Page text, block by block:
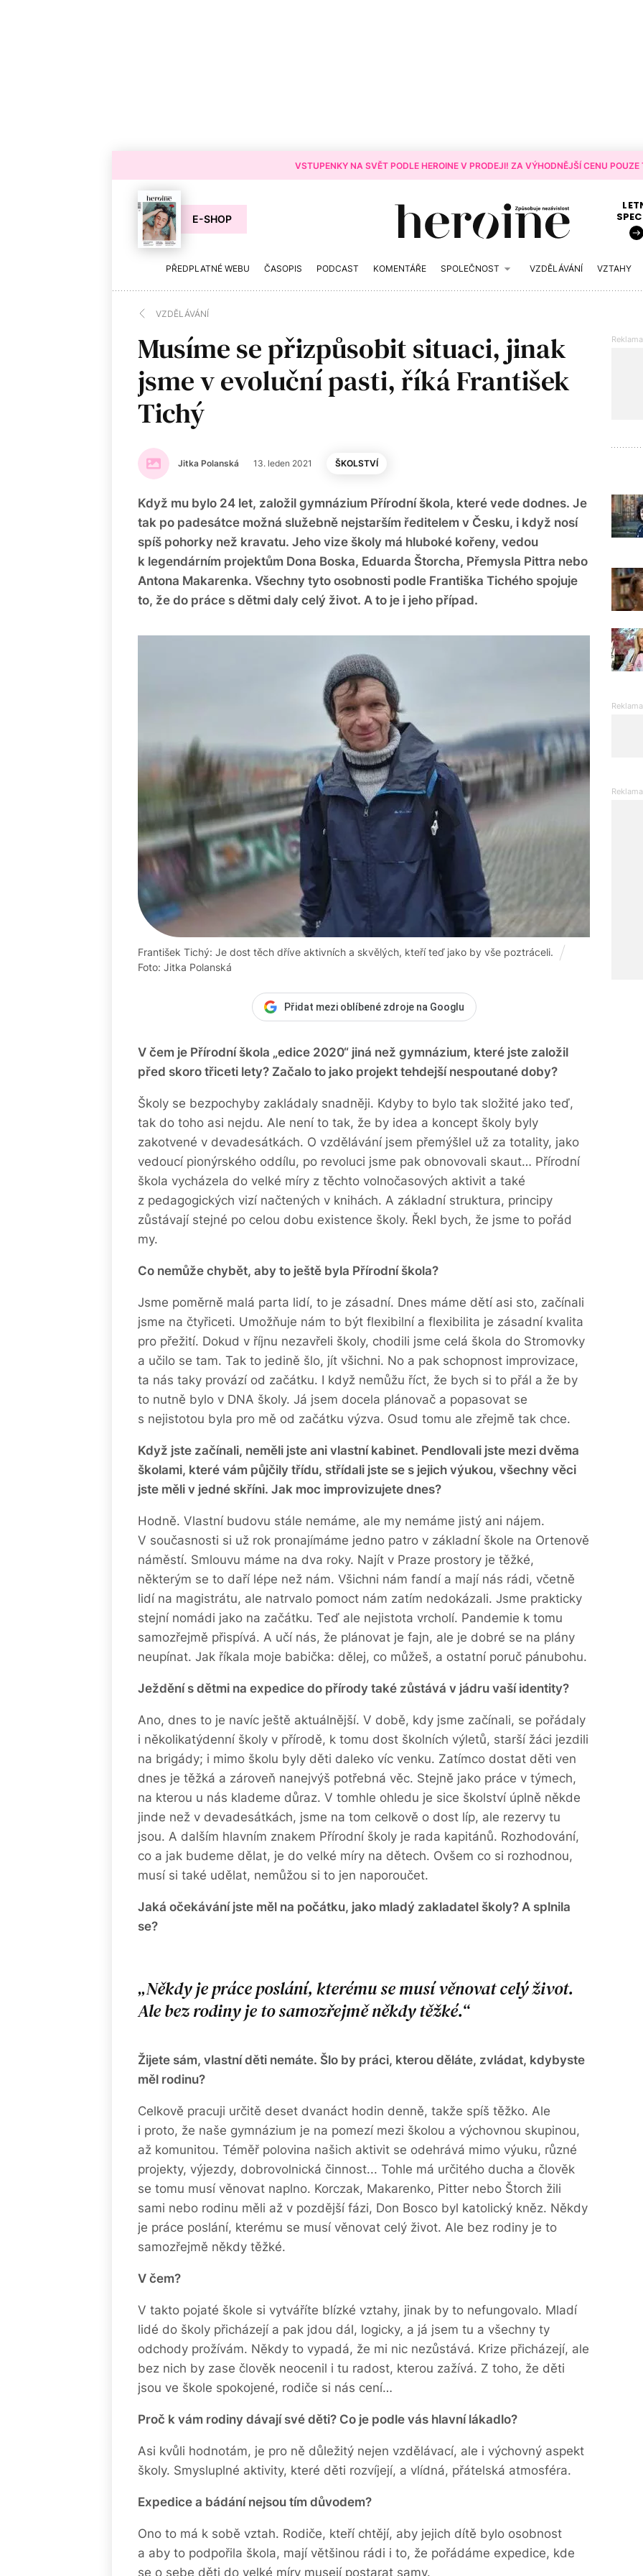
VSTUPENKY NA SVĚT PODLE HEROINE V PRODEJI! ZA VÝHODNĚJŠÍ CENU
E-SHOP
PŘEDPLATNÉ WEBU ČASOPIS PODCAST KOMENTÁŘE SPOLEČNOST VZDĚLÁVÁNÍ VZTAHY
VZDĚLÁVÁNÍ
Musíme se přizpůsobit situaci, jinak
jsme v evoluční pasti, říká František
Tichý
Jitka Polanská 13. leden 2021 ŠKOLSTVÍ
Když mu bylo 24 let, založil gymnázium Přírodní škola, které vede dodnes. Je
tak po padesátce možná služebně nejstarším ředitelem v Česku, i když nosí
spíš pohorky než kravatu. Jeho vize školy má hluboké kořeny, vedou
k legendárním projektům Dona Boska, Eduarda Štorcha, Přemysla Pittra nebo
Antona Makarenka. Všechny tyto osobnosti podle Františka Tichého spojuje
to, že do práce s dětmi daly celý život. A to je i jeho případ.
František Tichý: Je dost těch dříve aktivních a skvělých, kteří teď jako by vše poztráceli.
Foto: Jitka Polanská
Přidat mezi oblíbené zdroje na Googlu
V čem je Přírodní škola „edice 2020“ jiná než gymnázium, které jste založil
před skoro třiceti lety? Začalo to jako projekt tehdejší nespoutané doby?
Školy se bezpochyby zakládaly snadněji. Kdyby to bylo tak složité jako teď,
tak do toho asi nejdu. Ale není to tak, že by idea a koncept školy byly
zakotvené v devadesátkách. O vzdělávání jsem přemýšlel už za totality, jako
vedoucí pionýrského oddílu, po revoluci jsme pak obnovovali skaut… Přírodní
škola vycházela do velké míry z těchto volnočasových aktivit a také
z pedagogických vizí načtených v knihách. A základní struktura, principy
zůstávají stejné po celou dobu existence školy. Řekl bych, že jsme to pořád
my.
Co nemůže chybět, aby to ještě byla Přírodní škola?
Jsme poměrně malá parta lidí, to je zásadní. Dnes máme dětí asi sto, začínali
jsme na čtyřiceti. Umožňuje nám to být flexibilní a flexibilita je zásadní kvalita
pro přežití. Dokud v říjnu nezavřeli školy, chodili jsme celá škola do Stromovky
a učilo se tam. Tak to jedině šlo, jít všichni. No a pak schopnost improvizace,
ta nás taky provází od začátku. I když nemůžu říct, že bych si to přál a že by
to nutně bylo v DNA školy. Já jsem docela plánovač a popasovat se
s nejistotou byla pro mě od začátku výzva. Osud tomu ale zřejmě tak chce.
Když jste začínali, neměli jste ani vlastní kabinet. Pendlovali jste mezi dvěma
školami, které vám půjčily třídu, střídali jste se s jejich výukou, všechny věci
jste měli v jedné skříni. Jak moc improvizujete dnes?
Hodně. Vlastní budovu stále nemáme, ale my nemáme jistý ani nájem.
V současnosti si už rok pronajímáme jedno patro v základní škole na Ortenově
náměstí. Smlouvu máme na dva roky. Najít v Praze prostory je těžké,
některým se to daří lépe než nám. Všichni nám fandí a mají nás rádi, včetně
lidí na magistrátu, ale natrvalo pomoct nám zatím nedokázali. Jsme prakticky
stejní nomádi jako na začátku. Teď ale nejistota vrcholí. Pandemie k tomu
samozřejmě přispívá. A učí nás, že plánovat je fajn, ale je dobré se na plány
neupínat. Jak říkala moje babička: dělej, co můžeš, a ostatní poruč pánubohu.
Ježdění s dětmi na expedice do přírody také zůstává v jádru vaší identity?
Ano, dnes to je navíc ještě aktuálnější. V době, kdy jsme začínali, se pořádaly
i několikatýdenní školy v přírodě, k tomu dost školních výletů, starší žáci jezdili
na brigády; i mimo školu byly děti daleko víc venku. Zatímco dostat děti ven
dnes je těžká a zároveň nanejvýš potřebná věc. Stejně jako práce v týmech,
na kterou u nás klademe důraz. V tomhle ohledu je sice školství úplně někde
jinde než v devadesátkách, jsme na tom celkově o dost líp, ale rezervy tu
jsou. A dalším hlavním znakem Přírodní školy je rada kapitánů. Rozhodování,
co a jak budeme dělat, je do velké míry na dětech. Ovšem co si rozhodnou,
musí si také udělat, nemůžou si to jen naporoučet.
Jaká očekávání jste měl na počátku, jako mladý zakladatel školy? A splnila
se?
Někdy je práce poslání, kterému se musí věnovat celý život.
Ale bez rodiny je to samozřejmě někdy těžké.
Žijete sám, vlastní děti nemáte. Šlo by práci, kterou děláte, zvládat, kdybyste
měl rodinu?
Celkově pracuji určitě deset dvanáct hodin denně, takže spíš těžko. Ale
i proto, že naše gymnázium je na pomezí mezi školou a výchovnou skupinou,
až komunitou. Téměř polovina našich aktivit se odehrává mimo výuku, různé
projekty, výjezdy, dobrovolnická činnost... Tohle má určitého ducha a člověk
se tomu musí věnovat naplno. Korczak, Makarenko, Pitter nebo Štorch žili
sami nebo rodinu měli až v pozdější fázi, Don Bosco byl katolický kněz. Někdy
je práce poslání, kterému se musí věnovat celý život. Ale bez rodiny je to
samozřejmě někdy těžké.
V čem?
V takto pojaté škole si vytváříte blízké vztahy, jinak by to nefungovalo. Mladí
lidé do školy přicházejí a pak jdou dál, logicky, a já jsem tu a všechny ty
odchody prožívám. Někdy to vypadá, že mi nic nezůstává. Krize přicházejí, ale
bez nich by zase člověk neocenil i tu radost, kterou zažívá. Z toho, že děti
jsou ve škole spokojené, rodiče si nás cení…
Proč k vám rodiny dávají své děti? Co je podle vás hlavní lákadlo?
Asi kvůli hodnotám, je pro ně důležitý nejen vzdělávací, ale i výchovný aspekt
školy. Smysluplné aktivity, které děti rozvíjejí, a vlídná, přátelská atmosféra.
Expedice a bádání nejsou tím důvodem?
Ono to má k sobě vztah. Rodiče, kteří chtějí, aby jejich dítě bylo osobnost
a aby to podpořila škola, mají většinou rádi i to, že pořádáme expedice, kde
se o sebe děti do velké míry musejí postarat samy.